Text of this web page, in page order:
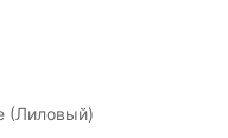
(Лиловый)